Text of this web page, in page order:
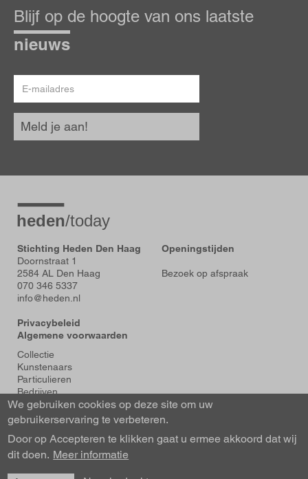
op
de
hoogte
Blijf op de hoogte van ons laatste
nieuws
mailadres
Meld je aan!
Stichting Heden Den Haag
Doornstraat 1
2584 AL Den Haag
070 346 5337
info@heden.nl
Privacybeleid
Algemene voorwaarden
Openingstijden
Bezoek op afspraak
Voet
Collectie
Kunstenaars
Particulieren
Bedrijven
Tentoonstellingen
Actueel
About us
Contact
We gebruiken cookies op deze site om uw
gebruikerservaring te verbeteren.
Door op Accepteren te klikken gaat u ermee akkoord dat wij
dit doen. Meer informatie